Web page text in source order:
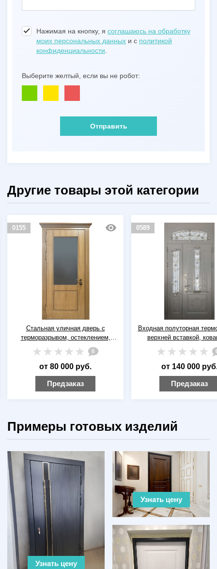
Нажимая на кнопку, я соглашаюсь на обработку
моих персональных данных и с политикой
конфиденциальности
Выберите желтый, если вы не робот:
Отправить
Другие товары этой категории
0155
Стальная уличная дверь с
терморазрывом, остеклением,
карнизом и шпонированными
панелями МДФ
0
от 80 000 руб.
Предзаказ
0589
Входная полуторная
верхней вставкой,
решетками, стеклами и
МДФ серого и белого
от 140 000
Предзаказ
Примеры готовых изделий
Узнать цену
Узнать цену